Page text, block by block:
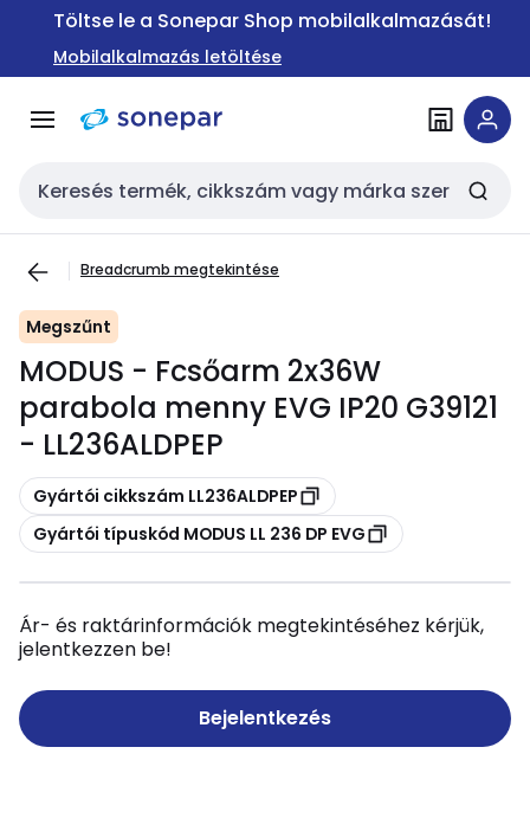
Ugrás a
Ugrás a
tartalomra
Töltse le a Sonepar Shop mobilalkalmazását!
Mobilalkalmazás letöltése
Keresési bemenet
Breadcrumb megtekintése
Megszűnt
MODUS - Fcsőarm 2x36W
parabola menny EVG IP20 G39121
- LL236ALDPEP
Másolás
Gyártói cikkszám LL236ALDPEP
Másolás
Gyártói típuskód MODUS LL 236 DP EVG
Ár- és raktárinformációk megtekintéséhez kérjük,
jelentkezzen be!
Bejelentkezés